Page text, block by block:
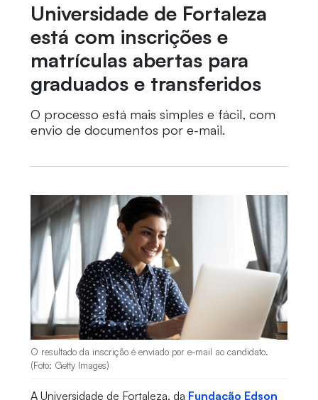
Universidade de Fortaleza
está com inscrições e
matrículas abertas para
graduados e transferidos
O processo está mais simples e fácil, com
envio de documentos por e-mail.
O resultado da inscrição é enviado por e-mail ao candidato.
(Foto: Getty Images)
A Universidade de Fortaleza, da Fundação Edson